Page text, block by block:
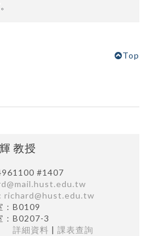
Top
教授
#1407
richard@hust.edu.tw
：B0109
：B0207-3
詳細資料 | 課表查詢